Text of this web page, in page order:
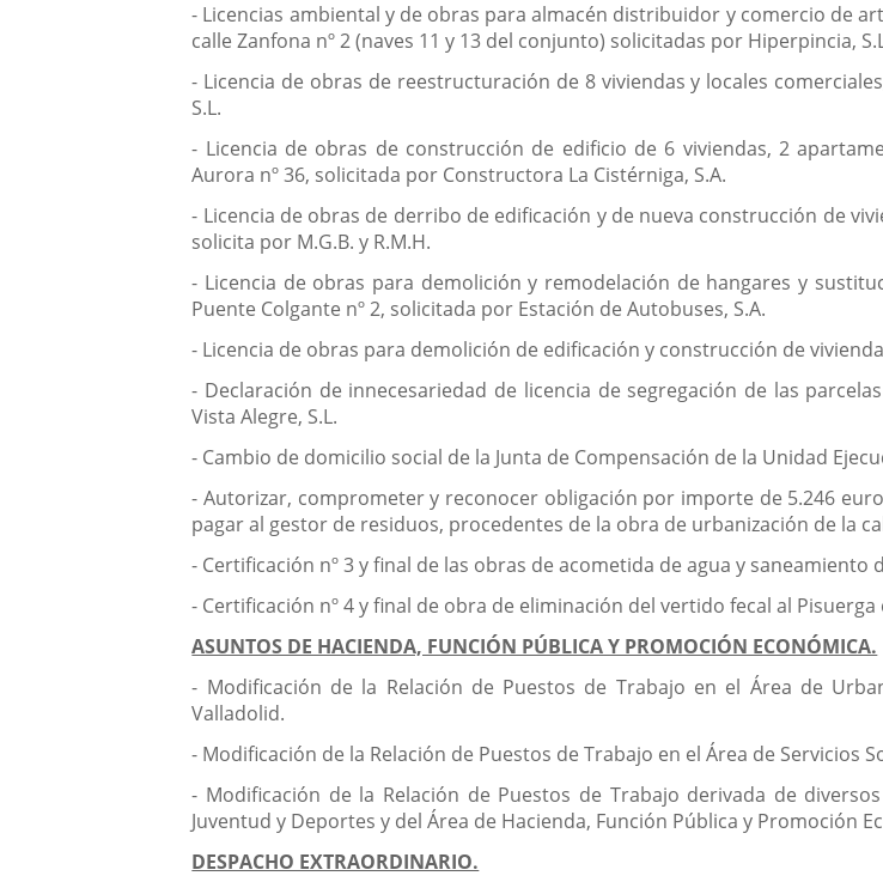
- Licencias ambiental y de obras para almacén distribuidor y comercio de
calle Zanfona nº 2 (naves 11 y 13 del conjunto) solicitadas por Hiperpincia,
- Licencia de obras de reestructuración de 8 viviendas y locales
S.L.
- Licencia de obras de construcción de edificio de 6 viviendas, 2
Aurora nº 36, solicitada por Constructora La Cistérniga, S.A.
- Licencia de obras de derribo de edificación y de nueva construcción de
solicita por M.G.B. y R.M.H.
- Licencia de obras para demolición y remodelación de hangares y
Puente Colgante nº 2, solicitada por Estación de Autobuses, S.A.
- Licencia de obras para demolición de edificación y construcción de
- Declaración de innecesariedad de licencia de segregación de las
Vista Alegre, S.L.
- Cambio de domicilio social de la Junta de Compensación de la Unidad
- Autorizar, comprometer y reconocer obligación por importe de 5.246
pagar al gestor de residuos, procedentes de la obra de urbanización de la
- Certificación nº 3 y final de las obras de acometida de agua y
- Certificación nº 4 y final de obra de eliminación del vertido fecal al Pisuerga
ASUNTOS DE HACIENDA, FUNCIÓN PÚBLICA Y PROMOCIÓN ECONÓMICA.
- Modificación de la Relación de Puestos de Trabajo en el Área de
Valladolid.
- Modificación de la Relación de Puestos de Trabajo en el Área de Servicios
- Modificación de la Relación de Puestos de Trabajo derivada de
Juventud y Deportes y del Área de Hacienda, Función Pública y Promoción
DESPACHO EXTRAORDINARIO.